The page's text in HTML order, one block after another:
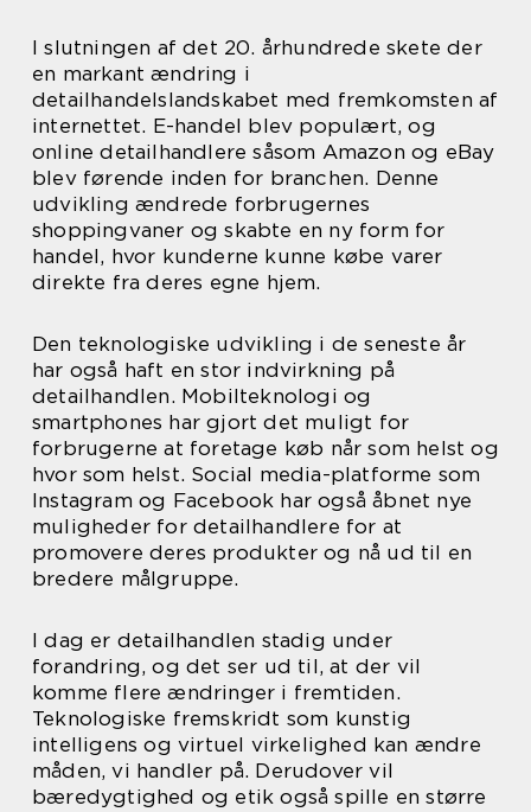
I slutningen af det 20. århundrede skete der
en markant ændring i
detailhandelslandskabet med fremkomsten af
internettet. E-handel blev populært, og
online detailhandlere såsom Amazon og eBay
blev førende inden for branchen. Denne
udvikling ændrede forbrugernes
shoppingvaner og skabte en ny form for
handel, hvor kunderne kunne købe varer
direkte fra deres egne hjem.
Den teknologiske udvikling i de seneste år
har også haft en stor indvirkning på
detailhandlen. Mobilteknologi og
smartphones har gjort det muligt for
forbrugerne at foretage køb når som helst og
hvor som helst. Social media-platforme som
Instagram og Facebook har også åbnet nye
muligheder for detailhandlere for at
promovere deres produkter og nå ud til en
bredere målgruppe.
I dag er detailhandlen stadig under
forandring, og det ser ud til, at der vil
komme flere ændringer i fremtiden.
Teknologiske fremskridt som kunstig
intelligens og virtuel virkelighed kan ændre
måden, vi handler på. Derudover vil
bæredygtighed og etik også spille en større